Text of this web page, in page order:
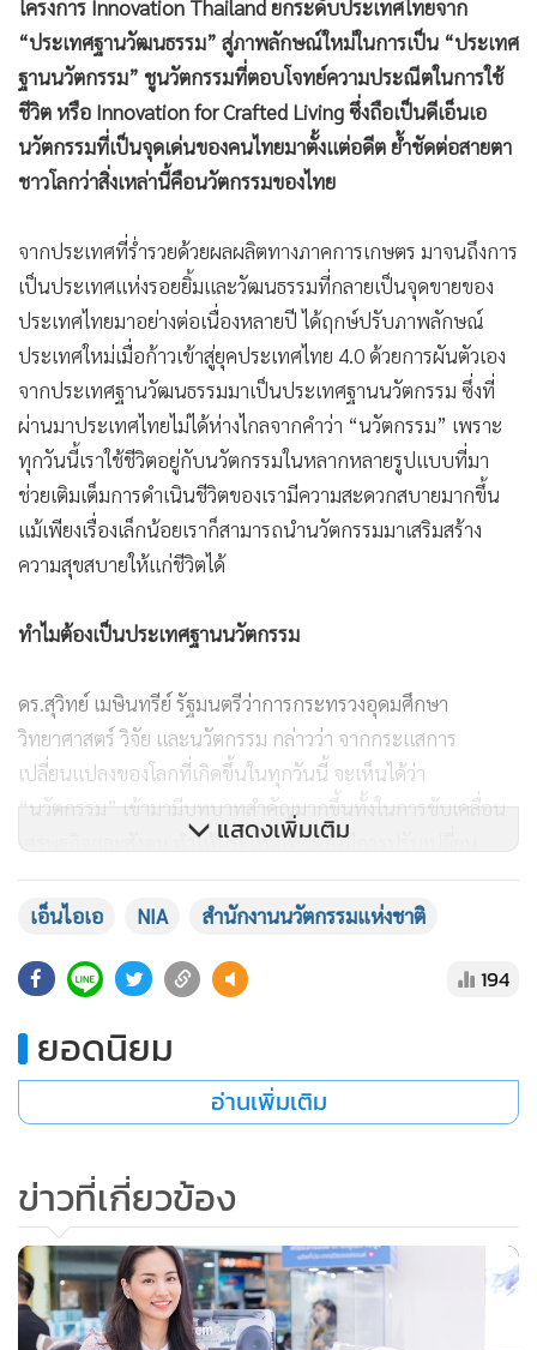
โครงการ Innovation Thailand ยกระดับประเทศไทยจาก
“ประเทศฐานวัฒนธรรม” สู่ภาพลักษณ์ใหม่ในการเป็น “ประเทศ
ฐานนวัตกรรม” ชูนวัตกรรมที่ตอบโจทย์ความประณีตในการใช้
ชีวิต หรือ Innovation for Crafted Living ซึ่งถือเป็นดีเอ็นเอ
นวัตกรรมที่เป็นจุดเด่นของคนไทยมาตั้งแต่อดีต ย้ำชัดต่อสายตา
ชาวโลกว่าสิ่งเหล่านี้คือนวัตกรรมของไทย
จากประเทศที่ร่ำรวยด้วยผลผลิตทางภาคการเกษตร มาจนถึงการ
เป็นประเทศแห่งรอยยิ้มและวัฒนธรรมที่กลายเป็นจุดขายของ
ประเทศไทยมาอย่างต่อเนื่องหลายปี ได้ฤกษ์ปรับภาพลักษณ์
ประเทศใหม่เมื่อก้าวเข้าสู่ยุคประเทศไทย 4.0 ด้วยการผันตัวเอง
จากประเทศฐานวัฒนธรรมมาเป็นประเทศฐานนวัตกรรม ซึ่งที่
ผ่านมาประเทศไทยไม่ได้ห่างไกลจากคำว่า “นวัตกรรม” เพราะ
ทุกวันนี้เราใช้ชีวิตอยู่กับนวัตกรรมในหลากหลายรูปแบบที่มา
ช่วยเติมเต็มการดำเนินชีวิตของเรามีความสะดวกสบายมากขึ้น
แม้เพียงเรื่องเล็กน้อยเราก็สามารถนำนวัตกรรมมาเสริมสร้าง
ความสุขสบายให้แก่ชีวิตได้
ทำไมต้องเป็นประเทศฐานนวัตกรรม
ดร.สุวิทย์ เมษินทรีย์ รัฐมนตรีว่าการกระทรวงอุดมศึกษา
วิทยาศาสตร์ วิจัย และนวัตกรรม กล่าวว่า จากกระแสการ
เปลี่ยนแปลงของโลกที่เกิดขึ้นในทุกวันนี้ จะเห็นได้ว่า
“นวัตกรรม” เข้ามามีบทบาทสำคัญมากขึ้นทั้งในการขับเคลื่อน
เศรษฐกิจและสังคม ทำให้ประเทศไทยต้องมีการปรับเปลี่ยน
แนวคิดจาก Made in Thailand มาเป็น Innovated in Thailand
เพื่อให้สอดคล้องกับนโยบายประเทศไทย 4.0 ซึ่งการส่งเสริมและ
ของคนในเมืองหรือชุมชน ทั้งในแง่พลวัตทางเศรษฐกิจ สังคม สิ่ง
ของคนในสังคม ซึ่งนวัตกรรมที่จะตอบโจทย์ความสุขของคนใน
เมืองจะมีอยู่ 4 มิติ ได้แก่ 1) Connected City ด้วยการสร้างสรรค์
นวัตกรรมเพื่อให้เกิดการเชื่อมโยงของสังคมเมือง ทั้งการเดินทาง
เพื่อสร้างให้เป็นเมืองสะอาดน่าอยู่ ปลอดจากปัญหามลภาวะทาง
อากาศ การบริหารจัดการขยะที่ดี และมีสิ่งแวดล้อมที่ดี โดยอาศัย
นวัตกรรมจากทั้งภาครัฐ ชุมชน และประชาชน เป็นตัวขับเคลื่อน
3) Collaborative City โดยประชาชนในเมืองต้องมีปฏิสัมพันธ์
กันเพื่อรังสรรค์นวัตกรรมที่ตอบโจทย์ความต้องการต่างๆ ของ
แสดงเพิ่มเติม
เอ็นไอเอ NIA สำนักงานนวัตกรรมแห่งชาติ
194
ยอดนิยม
อ่านเพิ่มเติม
ข่าวที่เกี่ยวข้อง